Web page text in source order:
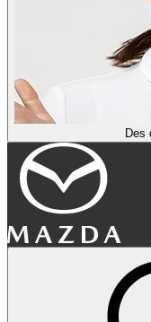
Des